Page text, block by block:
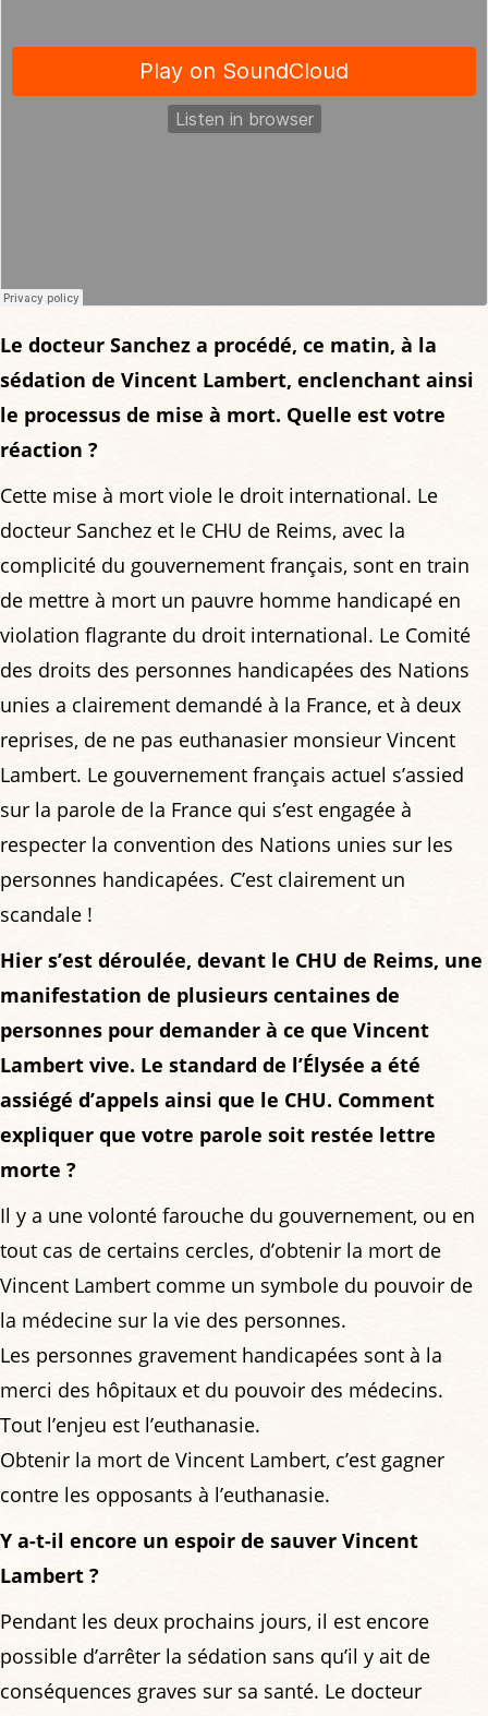
Le docteur Sanchez a procédé, ce matin, à la
sédation de Vincent Lambert, enclenchant ainsi
le processus de mise à mort. Quelle est votre
réaction ?
Cette mise à mort viole le droit international. Le
docteur Sanchez et le CHU de Reims, avec la
complicité du gouvernement français, sont en train
de mettre à mort un pauvre homme handicapé en
violation flagrante du droit international. Le Comité
des droits des personnes handicapées des Nations
unies a clairement demandé à la France, et à deux
reprises, de ne pas euthanasier monsieur Vincent
Lambert. Le gouvernement français actuel s’assied
sur la parole de la France qui s’est engagée à
respecter la convention des Nations unies sur les
personnes handicapées. C’est clairement un
scandale !
Hier s’est déroulée, devant le CHU de Reims, une
manifestation de plusieurs centaines de
personnes pour demander à ce que Vincent
Lambert vive. Le standard de l’Élysée a été
assiégé d’appels ainsi que le CHU. Comment
expliquer que votre parole soit restée lettre
morte ?
Il y a une volonté farouche du gouvernement, ou en
tout cas de certains cercles, d’obtenir la mort de
Vincent Lambert comme un symbole du pouvoir de
la médecine sur la vie des personnes.
Les personnes gravement handicapées sont à la
merci des hôpitaux et du pouvoir des médecins.
Tout l’enjeu est l’euthanasie.
Obtenir la mort de Vincent Lambert, c’est gagner
contre les opposants à l’euthanasie.
Y a-t-il encore un espoir de sauver Vincent
Lambert ?
Pendant les deux prochains jours, il est encore
possible d’arrêter la sédation sans qu’il y ait de
conséquences graves sur sa santé. Le docteur